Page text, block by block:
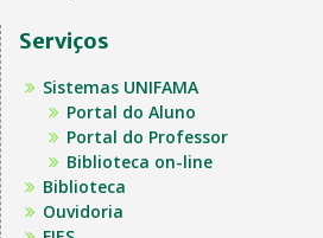
Serviços
Sistemas UNIFAMA
Portal do Aluno
Portal do Professor
Biblioteca on-line
Biblioteca
Ouvidoria